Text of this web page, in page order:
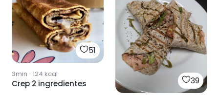
51
3min · 124 kcal
Crep 2 ingredientes 39